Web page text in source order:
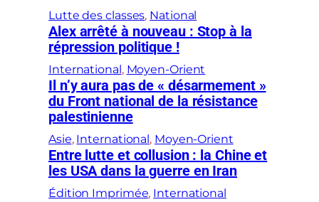
Lutte des classes, National
Alex arrêté à nouveau : Stop à la
répression politique !
International, Moyen-Orient
Il n’y aura pas de « désarmement »
du Front national de la résistance
palestinienne
Asie, International, Moyen-Orient
Entre lutte et collusion : la Chine et
les USA dans la guerre en Iran
Édition Imprimée, International